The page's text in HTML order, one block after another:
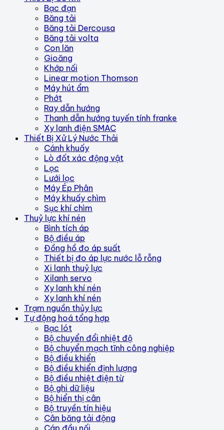
Bạc đạn
Băng tải
Băng tải Dercousa
Băng tải volta
Con lăn
Gioăng
Khớp nối
Linear motion Thomson
Máy hút ẩm
Phớt
Ray dẫn hướng
Thanh dẫn hướng tuyến tính franke
Xy lanh điện SMAC
Thiết Bị Xử Lý Nước Thải
Cánh khuấy
Lò đốt xác động vật
Lọc
Lưới lọc
Máy Ép Phân
Máy khuấy chìm
Sục khí chìm
Thuỷ lực khí nén
Bình tích áp
Bộ điều áp
Đồng hồ đo áp suất
Thiết bị đo áp lực nước lỗ rỗng
Xi lanh thuỷ lực
Xilanh servo
Xy lanh khí nén
Xy lanh khí nén
Trạm nguồn thủy lực
Tự động hoá tổng hợp
Bạc lót
Bộ chuyển đổi nhiệt độ
Bộ chuyển mạch tĩnh công nghiệp
Bộ điều khiển
Bộ điều khiển định lượng
Bộ điều nhiệt điện từ
Bộ ghi dữ liệu
Bộ hiển thị cân
Bộ truyền tín hiệu
Cân băng tải động
Cáp đầu nối